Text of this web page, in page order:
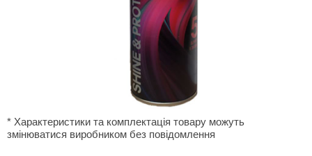
* Характеристики та комплектація товару можуть
змінюватися виробником без повідомлення